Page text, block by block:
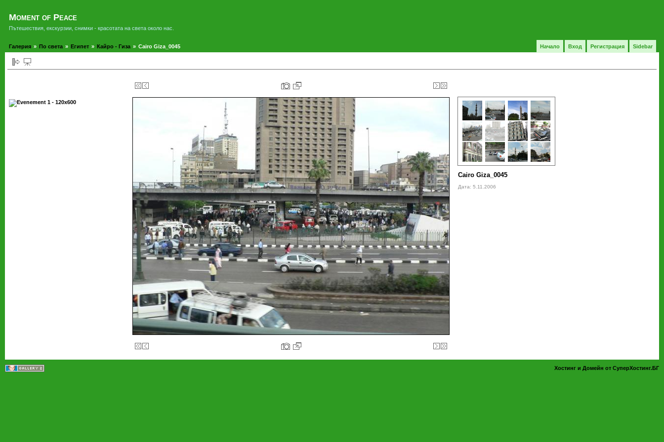
Moment of Peace
Пътешествия, екскурзии, снимки - красотата на света около нас.
Начало Вход Регистрация Sidebar
Галерия » По света » Египет » Кайро - Гиза » Cairo Giza_0045
Cairo Giza_0045
Дата: 5.11.2006
Хостинг и Домейн от СуперХостинг.БГ